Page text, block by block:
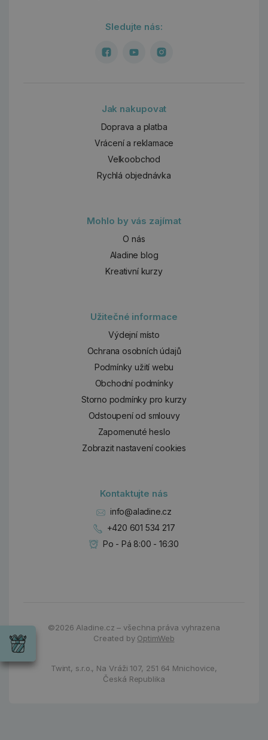
Sledujte nás:
Jak nakupovat
Doprava a platba
Vrácení a reklamace
Velkoobchod
Rychlá objednávka
Mohlo by vás zajímat
O nás
Aladine blog
Kreativní kurzy
Užitečné informace
Výdejní místo
Ochrana osobních údajů
Podmínky užití webu
Obchodní podmínky
Storno podmínky pro kurzy
Odstoupení od smlouvy
Zapomenuté heslo
Zobrazit nastavení cookies
Kontaktujte nás
info@aladine.cz
+420 601 534 217
Po - Pá 8:00 - 16:30
©2026 Aladine.cz – všechna práva vyhrazena
Created by OptimWeb
Twint, s.r.o., Na Vráži 107, 251 64 Mnichovice,
Česká Republika
Wrendale
příležitost
Chci si vybrat